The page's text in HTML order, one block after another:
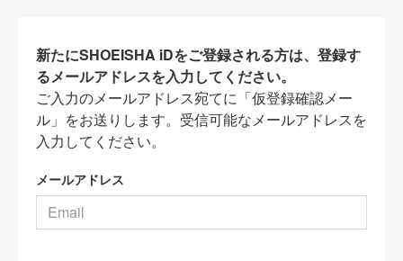
新たにSHOEISHA iDをご登録される方は、登録す
るメールアドレスを入力してください。
ご入力のメールアドレス宛てに「仮登録確認メー
ル」をお送りします。受信可能なメールアドレスを
入力してください。
メールアドレス